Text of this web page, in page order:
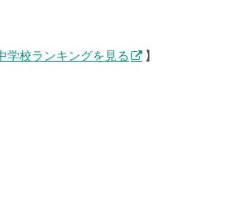
学校ランキングを見る 】